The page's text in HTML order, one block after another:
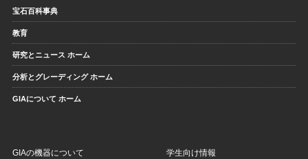
宝石百科事典
教育
研究とニュース ホーム
分析とグレーディング ホーム
GIAについて ホーム
GIAの機器について 学生向け情報